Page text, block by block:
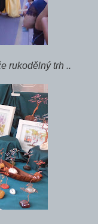
rukodělný trh ..